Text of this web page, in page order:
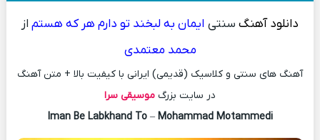
دانلود آهنگ سنتی ایمان به لبخند تو دارم هر که هستم از
محمد معتمدی
آهنگ های سنتی و کلاسیک (قدیمی) ایرانی با کیفیت بالا + متن آهنگ
در سایت بزرگ موسیقی سرا
Iman Be Labkhand To– Mohammad Motammedi